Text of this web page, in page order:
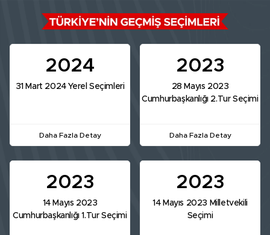
2024
31 Mart 2024 Yerel Seçimleri
Daha Fazla Detay
2023
28 Mayıs 2023
Cumhurbaşkanlığı 2.Tur Seçimi
Daha Fazla Detay
2023
14 Mayıs 2023
Cumhurbaşkanlığı 1.Tur Seçimi
2023
14 Mayıs 2023 Milletvekili
Seçimi